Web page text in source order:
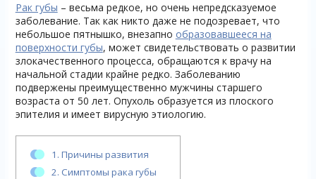
Рак губы – весьма редкое, но очень непредсказуемое
заболевание. Так как никто даже не подозревает, что
небольшое пятнышко, внезапно образовавшееся на
поверхности губы, может свидетельствовать о развитии
злокачественного процесса, обращаются к врачу на
начальной стадии крайне редко. Заболеванию
подвержены преимущественно мужчины старшего
возраста от 50 лет. Опухоль образуется из плоского
эпителия и имеет вирусную этиологию.
1. Причины развития
2. Симптомы рака губы